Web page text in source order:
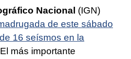
Nacional (IGN)
de este sábado
16 seísmos en la
más importante